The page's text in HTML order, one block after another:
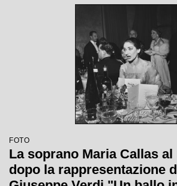
lirica 1957-1958 del Teatro
FOTO
La soprano Maria Callas
dopo la rappresentazione